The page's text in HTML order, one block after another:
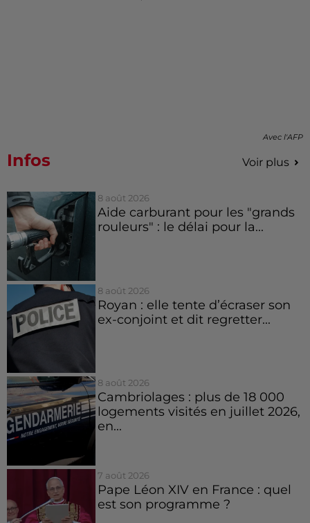
Avec l'AFP
Infos Voir plus
8 août 2026
Aide carburant pour les "grands
rouleurs" : le délai pour la...
8 août 2026
Royan : elle tente d’écraser son
ex-conjoint et dit regretter...
8 août 2026
Cambriolages : plus de 18 000
logements visités en juillet 2026,
en...
7 août 2026
Pape Léon XIV en France : quel
est son programme ?